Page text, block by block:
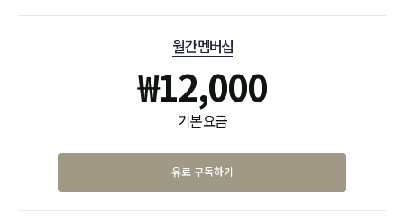
월간 멤버십
₩12,000
기본 요금
유료 구독하기